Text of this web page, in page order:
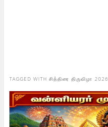
TAGGED WITH சித்திரை திருவிழா 2026